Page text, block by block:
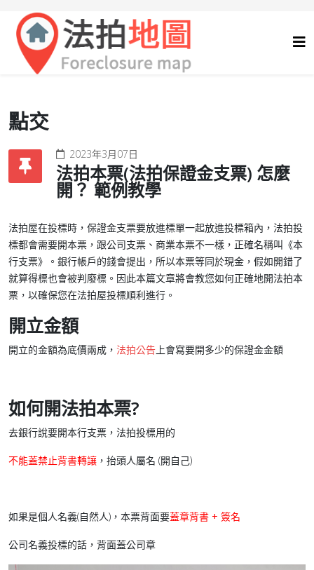
點交
2023年3月07日
法拍本票(法拍保證金支票) 怎麼
開？ 範例教學
法拍屋在投標時，保證金支票要放進標單一起放進投標箱內，法拍投
標都會需要開本票，跟公司支票、商業本票不一樣，正確名稱叫《本
行支票》。銀行帳戶的錢會提出，所以本票等同於現金，假如開錯了
就算得標也會被判廢標。因此本篇文章將會教您如何正確地開法拍本
票，以確保您在法拍屋投標順利進行。
開立金額
開立的金額為底價兩成， 法拍公告 上會寫要開多少的保證金金額
如何開法拍本票?
去銀行說要開本行支票，法拍投標用的
不能蓋禁止背書轉讓 ，抬頭人屬名 (開自己)
如果是個人名義(自然人)，本票背面要蓋章背書 + 簽名
公司名義投標的話，背面蓋公司章